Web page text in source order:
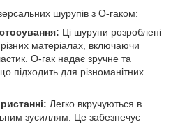
шурупів з О-гаком:
Ці шурупи розроблені
матеріалах, включаючи
О-гак надає зручне та
підходить для різноманітних
Легко вкручуються в
зусиллям. Це забезпечує